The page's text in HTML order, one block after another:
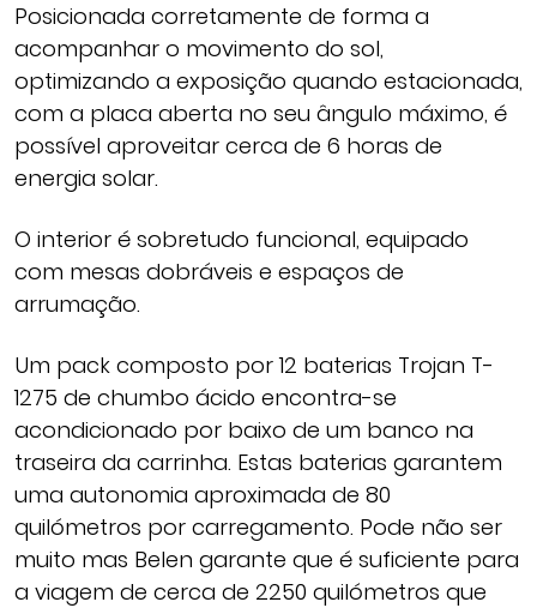
Posicionada corretamente de forma a
acompanhar o movimento do sol,
optimizando a exposição quando estacionada,
com a placa aberta no seu ângulo máximo, é
possível aproveitar cerca de 6 horas de
energia solar.
O interior é sobretudo funcional, equipado
com mesas dobráveis e espaços de
arrumação.
Um pack composto por 12 baterias Trojan T-
1275 de chumbo ácido encontra-se
acondicionado por baixo de um banco na
traseira da carrinha. Estas baterias garantem
uma autonomia aproximada de 80
quilómetros por carregamento. Pode não ser
muito mas Belen garante que é suficiente para
a viagem de cerca de 2250 quilómetros que